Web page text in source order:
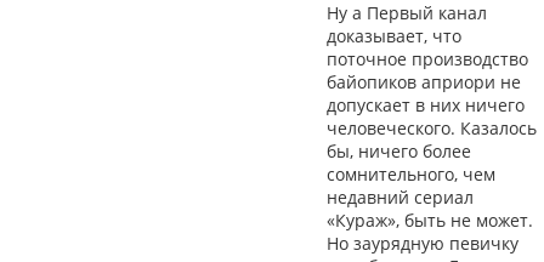
Ну а Первый канал
доказывает, что
поточное производство
байопиков априори не
допускает в них ничего
человеческого. Казалось
бы, ничего более
сомнительного, чем
недавний сериал
«Кураж», быть не может.
Но заурядную певичку